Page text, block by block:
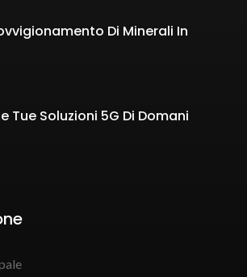
Di Minerali In
Tue Soluzioni 5G Di Domani